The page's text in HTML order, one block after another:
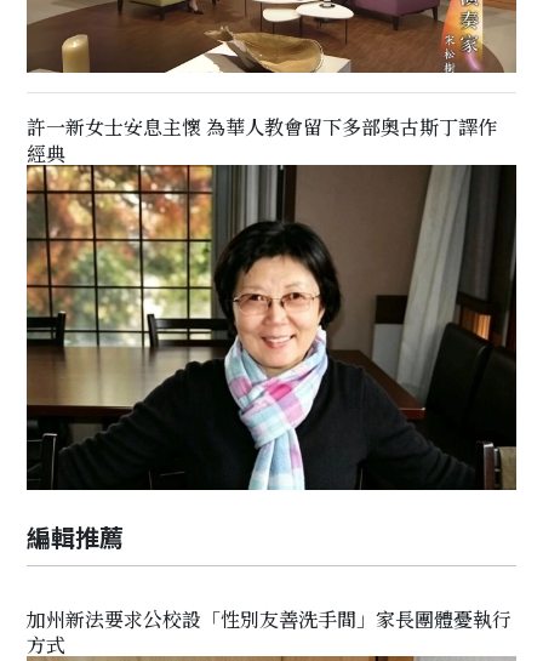
許一新女士安息主懷 為華人教會留下多部奧古斯丁譯作
經典
編輯推薦
加州新法要求公校設「性別友善洗手間」家長團體憂執行
方式